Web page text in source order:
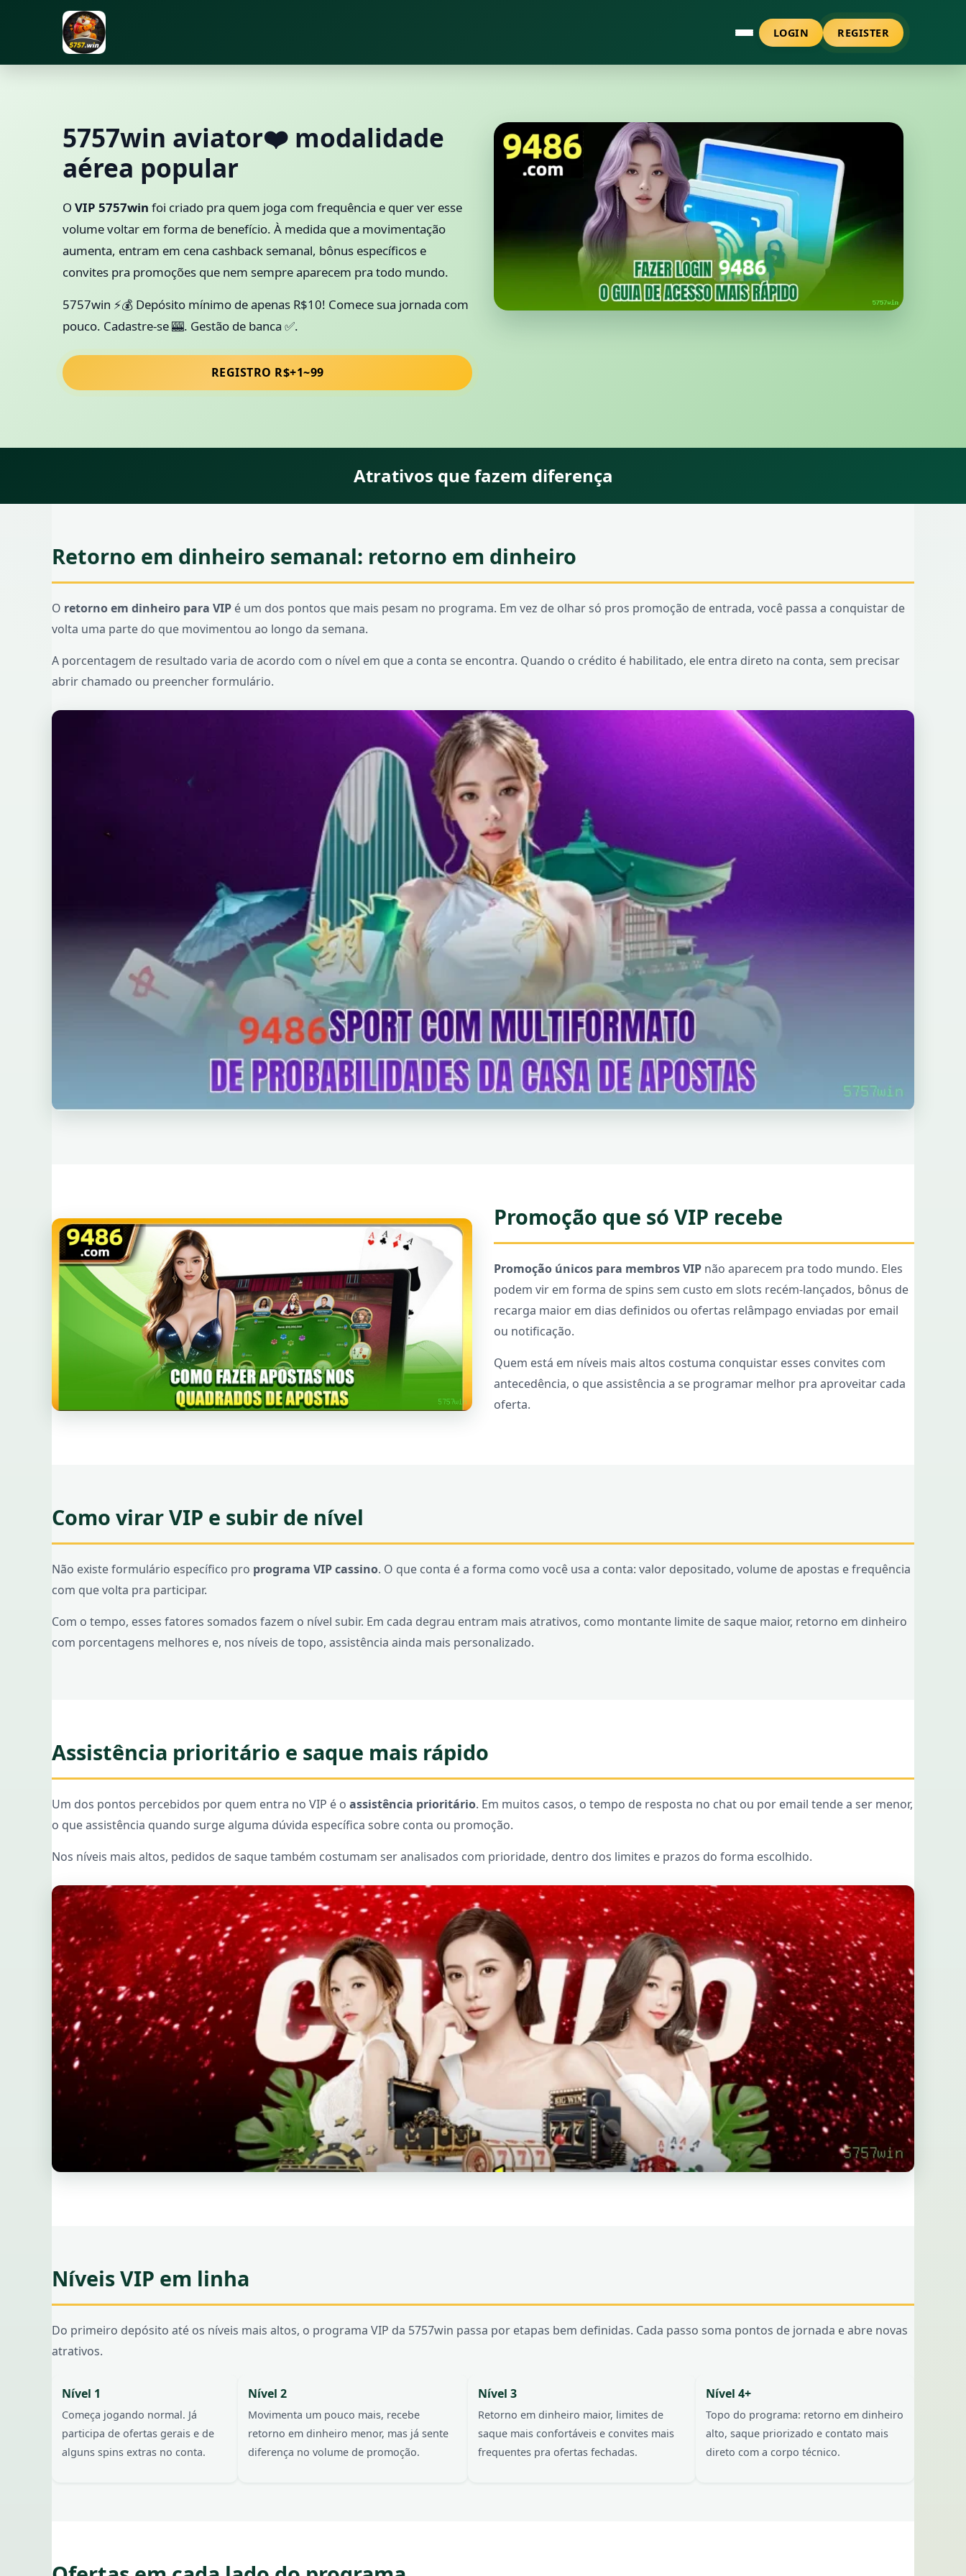
LOGIN REGISTER
5757win aviator❤️ modalidade
aérea popular
O VIP 5757win foi criado pra quem joga com frequência e quer ver esse
volume voltar em forma de benefício. À medida que a movimentação
aumenta, entram em cena cashback semanal, bônus específicos e
convites pra promoções que nem sempre aparecem pra todo mundo.
5757win ⚡💰 Depósito mínimo de apenas R$10! Comece sua jornada com
pouco. Cadastre-se 🎰. Gestão de banca ✅.
REGISTRO R$+1~99
Atrativos que fazem diferença
Retorno em dinheiro semanal: retorno em dinheiro
O retorno em dinheiro para VIP é um dos pontos que mais pesam no programa. Em vez de olhar só pros promoção de entrada, você passa a conquistar de
volta uma parte do que movimentou ao longo da semana.
A porcentagem de resultado varia de acordo com o nível em que a conta se encontra. Quando o crédito é habilitado, ele entra direto na conta, sem precisar
abrir chamado ou preencher formulário.
Promoção que só VIP recebe
Promoção únicos para membros VIP não aparecem pra todo mundo. Eles
podem vir em forma de spins sem custo em slots recém‑lançados, bônus de
recarga maior em dias definidos ou ofertas relâmpago enviadas por email
ou notificação.
Quem está em níveis mais altos costuma conquistar esses convites com
antecedência, o que assistência a se programar melhor pra aproveitar cada
oferta.
Como virar VIP e subir de nível
Não existe formulário específico pro programa VIP cassino. O que conta é a forma como você usa a conta: valor depositado, volume de apostas e frequência
com que volta pra participar.
Com o tempo, esses fatores somados fazem o nível subir. Em cada degrau entram mais atrativos, como montante limite de saque maior, retorno em dinheiro
com porcentagens melhores e, nos níveis de topo, assistência ainda mais personalizado.
Assistência prioritário e saque mais rápido
Um dos pontos percebidos por quem entra no VIP é o assistência prioritário. Em muitos casos, o tempo de resposta no chat ou por email tende a ser menor,
o que assistência quando surge alguma dúvida específica sobre conta ou promoção.
Nos níveis mais altos, pedidos de saque também costumam ser analisados com prioridade, dentro dos limites e prazos do forma escolhido.
Níveis VIP em linha
Do primeiro depósito até os níveis mais altos, o programa VIP da 5757win passa por etapas bem definidas. Cada passo soma pontos de jornada e abre novas
atrativos.
Nível 1
Começa jogando normal. Já
participa de ofertas gerais e de
alguns spins extras no conta.
Nível 2
Movimenta um pouco mais, recebe
retorno em dinheiro menor, mas já sente
diferença no volume de promoção.
Nível 3
Retorno em dinheiro maior, limites de
saque mais confortáveis e convites mais
frequentes pra ofertas fechadas.
Nível 4+
Topo do programa: retorno em dinheiro
alto, saque priorizado e contato mais
direto com a corpo técnico.